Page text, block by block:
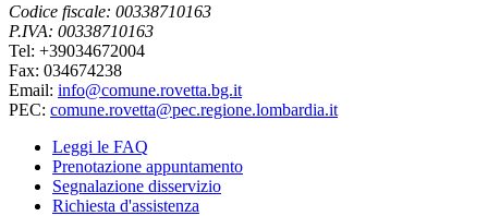
Codice fiscale: 00338710163
P.IVA: 00338710163
Tel: +39034672004
Fax: 034674238
Email: info@comune.rovetta.bg.it
PEC: comune.rovetta@pec.regione.lombardia.it
Leggi le FAQ
Prenotazione appuntamento
Segnalazione disservizio
Richiesta d'assistenza